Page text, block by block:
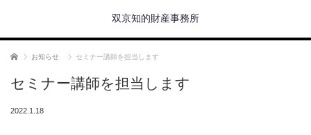
双京知的財産事務所
ホーム お知らせ セミナー講師を担当します
セミナー講師を担当します
2022.1.18